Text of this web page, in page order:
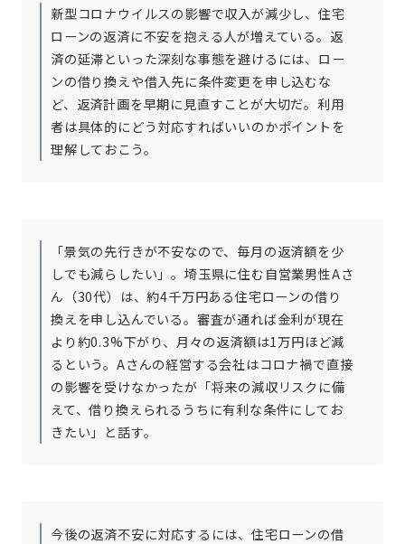
新型コロナウイルスの影響で収入が減少し、住宅
ローンの返済に不安を抱える人が増えている。返
済の延滞といった深刻な事態を避けるには、ロー
ンの借り換えや借入先に条件変更を申し込むな
ど、返済計画を早期に見直すことが大切だ。利用
者は具体的にどう対応すればいいのかポイントを
理解しておこう。
「景気の先行きが不安なので、毎月の返済額を少
しでも減らしたい」。埼玉県に住む自営業男性Aさ
ん（30代）は、約4千万円ある住宅ローンの借り
換えを申し込んでいる。審査が通れば金利が現在
より約0.3%下がり、月々の返済額は1万円ほど減
るという。Aさんの経営する会社はコロナ禍で直接
の影響を受けなかったが「将来の減収リスクに備
えて、借り換えられるうちに有利な条件にしてお
きたい」と話す。
今後の返済不安に対応するには、住宅ローンの借